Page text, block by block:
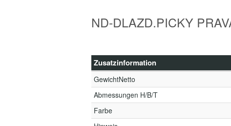
ND-DLAZD.PICKY
Zusatzinformation
GewichtNetto
Abmessungen H/B/T
Farbe